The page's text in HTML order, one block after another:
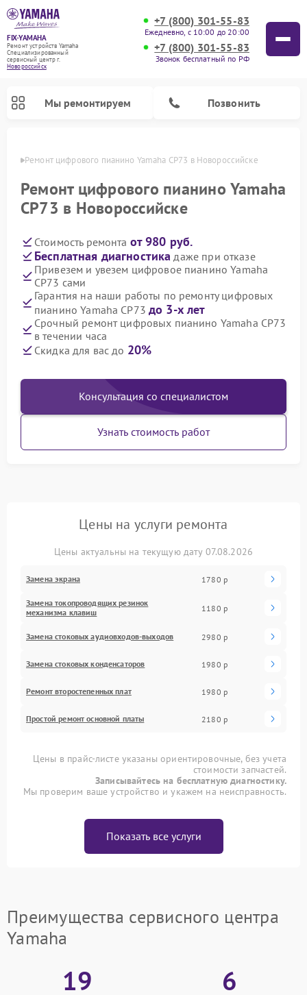
FIX-YAMAHA
Ремонт устройств Yamaha
Специализированный
cервисный центр г.
Новороссийск
+7 (800) 301-55-83
Ежедневно, с 10:00 до 20:00
+7 (800) 301-55-83
Звонок бесплатный по РФ
Мы ремонтируем Позвонить
Ремонт цифрового пианино Yamaha CP73 в Новороссийске
Ремонт цифрового пианино Yamaha
CP73 в Новороссийске
Стоимость ремонта от 980 руб.
Бесплатная диагностика даже при отказе
Привезем и увезем цифровое пианино Yamaha
CP73 сами
Гарантия на наши работы по ремонту цифровых
пианино Yamaha CP73 до 3-х лет
Срочный ремонт цифровых пианино Yamaha CP73
в течении часа
Скидка для вас до 20%
Консультация со специалистом
Узнать стоимость работ
Цены на услуги ремонта
Цены актуальны на текущую дату 07.08.2026
Замена экрана 1780 р
Замена токопроводящих резинок
механизма клавиш
1180 р
Замена стоковых аудиовходов-выходов 2980 р
Замена стоковых конденсаторов 1980 р
Ремонт второстепенных плат 1980 р
Простой ремонт основной платы 2180 р
Цены в прайс-листе указаны ориентировочные, без учета
стоимости запчастей.
Записывайтесь на бесплатную диагностику.
Мы проверим ваше устройство и укажем на неисправность.
Показать все услуги
Преимущества сервисного центра
Yamaha
19 6